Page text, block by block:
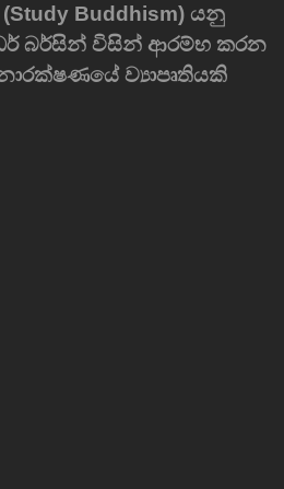
(Study Buddhism) යනු
බර්සින් විසින් ආරම්භ කරන
ව්‍යාපෘතියකි